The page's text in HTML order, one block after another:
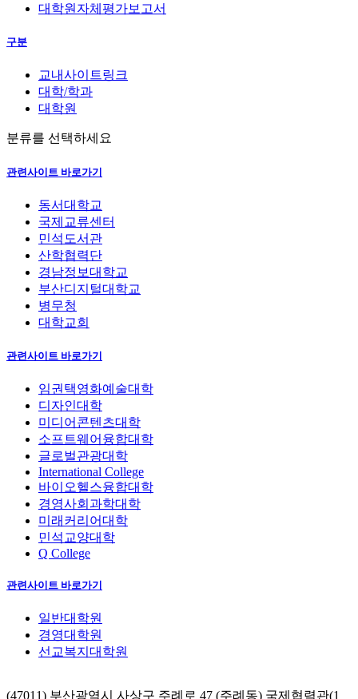
대학원자체평가보고서
구분
교내사이트링크
대학/학과
대학원
분류를 선택하세요
관련사이트 바로가기
동서대학교
국제교류센터
민석도서관
산학협력단
경남정보대학교
부산디지털대학교
병무청
대학교회
관련사이트 바로가기
임권택영화예술대학
디자인대학
미디어콘텐츠대학
소프트웨어융합대학
글로벌관광대학
International College
바이오헬스융합대학
경영사회과학대학
미래커리어대학
민석교양대학
Q College
관련사이트 바로가기
일반대학원
경영대학원
선교복지대학원
(47011) 부산광역시 사상구 주례로 47 (주례동) 국제협력관(1